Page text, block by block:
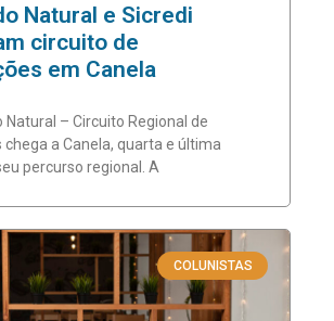
Natural e Sicredi
circuito de
em Canela
Natural – Circuito Regional de
chega a Canela, quarta e última
percurso regional. A
COLUNISTAS